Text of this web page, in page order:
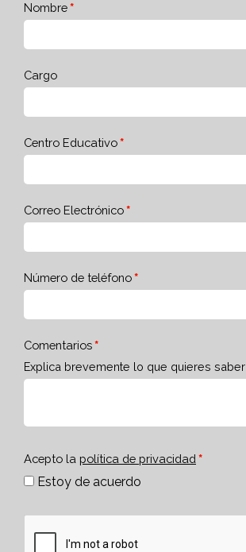
Nombre
Cargo
Centro Educativo
Correo Electrónico
Número de teléfono
Comentarios
Explica brevemente lo que quieres saber
Acepto la política de privacidad
Estoy de acuerdo